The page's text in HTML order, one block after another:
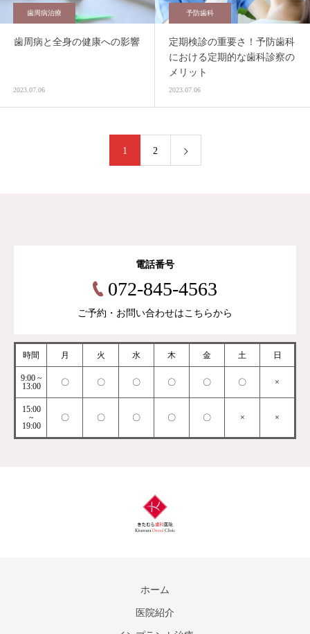
歯周病治療
歯周病と全身の健康への影響
2023.07.06
予防歯科
定期検診の重要さ！予防歯科
における定期的な歯科診察の
メリット
2023.07.06
1 2
電話番号
072-845-4563
ご予約・お問い合わせはこちらから
時間 月 火 水 木 金 土 日
9:00 ~
13:00
〇 〇 〇 〇 〇 〇 ×
15:00
~
19:00
〇 〇 〇 〇 〇 × ×
ホーム
医院紹介